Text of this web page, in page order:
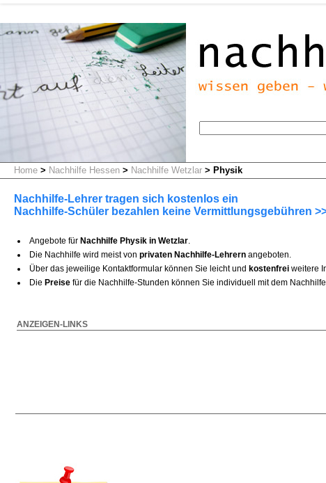
Home > Nachhilfe Hessen > Nachhilfe Wetzlar > Physik
Nachhilfe-Lehrer tragen sich kostenlos ein
Nachhilfe-Schüler bezahlen keine Vermittlungsgebühren
Angebote für Nachhilfe Physik in Wetzlar.
Die Nachhilfe wird meist von privaten Nachhilfe-Lehrern angeboten.
Über das jeweilige Kontaktformular können Sie leicht und kostenfrei weitere
Die Preise für die Nachhilfe-Stunden können Sie individuell mit dem
ANZEIGEN-LINKS